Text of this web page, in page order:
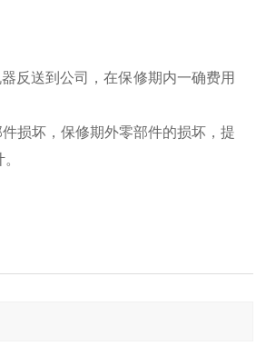
反送到公司，在保修期内一确费用
损坏，保修期外零部件的损坏，提